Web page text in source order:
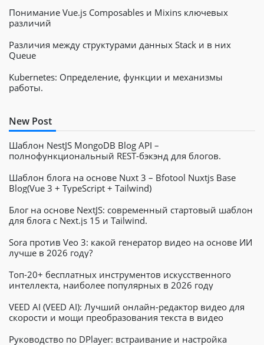
Понимание Vue.js Composables и Mixins ключевых
различий
Различия между структурами данных Stack и в них
Queue
Kubernetes: Определение, функции и механизмы
работы.
New Post
Шаблон NestJS MongoDB Blog API –
полнофункциональный REST-бэкэнд для блогов.
Шаблон блога на основе Nuxt 3 – Bfotool Nuxtjs Base
Blog(Vue 3 + TypeScript + Tailwind)
Блог на основе NextJS: современный стартовый шаблон
для блога с Next.js 15 и Tailwind.
Sora против Veo 3: какой генератор видео на основе ИИ
лучше в 2026 году?
Топ-20+ бесплатных инструментов искусственного
интеллекта, наиболее популярных в 2026 году
VEED AI (VEED AI): Лучший онлайн-редактор видео для
скорости и мощи преобразования текста в видео
Руководство по DPlayer: встраивание и настройка